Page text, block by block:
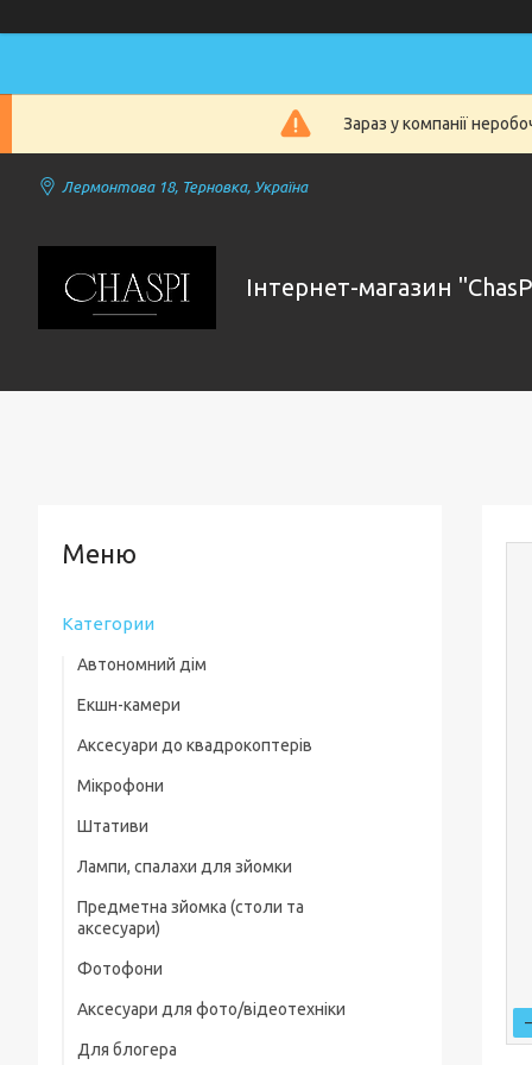
Зараз у компанії
Лермонтова 18, Терновка, Україна
Інтернет-магазин
Категории
Автономний дім
Екшн-камери
Аксесуари до квадрокоптерів
Комплектуючі для квадрокоптерів
Кейси для квадрокоптерів
Фільтри, лінзи
Пропелери та захист
Зарядні пристрої
Скидання вантажу
Мікрофони
Штативи
Лампи, спалахи для зйомки
Предметна зйомка (столи та
аксесуари)
Предметні столи
Лайткуби (фотобокси)
Аксесуари для предметного знімання
Фотофони
Аксесуари для фото/відеотехніки
Фільтри, лінзи
Для блогера